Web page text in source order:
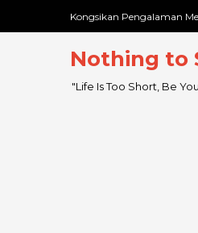
Kongsikan Pengalaman
Nothing to
"Life Is Too Short, Be